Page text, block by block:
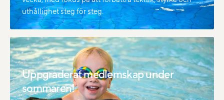
uthållighet steg för steg.
Uppgraderat medlemskap under
sommaren!